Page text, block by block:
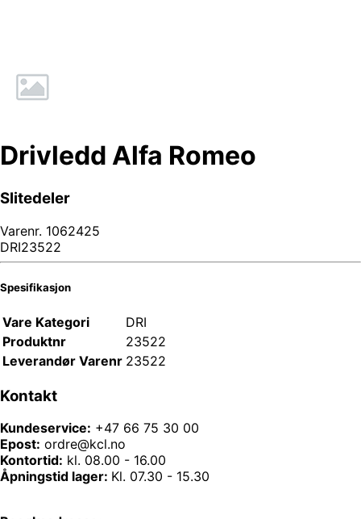
Drivledd Alfa Romeo
Slitedeler
Varenr. 1062425
DRI23522
Spesifikasjon
Vare Kategori
DRI
Produktnr
23522
Leverandør Varenr 23522
Kontakt
Kundeservice: +47 66 75 30 00
Epost: ordre@kcl.no
Kontortid: kl. 08.00 - 16.00
Åpningstid lager: Kl. 07.30 - 15.30